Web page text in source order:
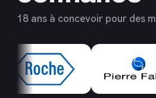
18 ans à concevoir pour des